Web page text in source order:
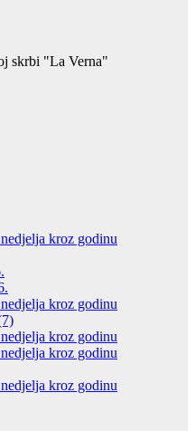
skrbi "La Verna"
kroz godinu
kroz godinu
kroz godinu
kroz godinu
kroz godinu